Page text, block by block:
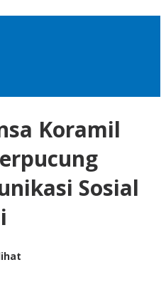
Koramil
Sosial